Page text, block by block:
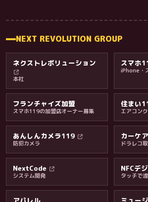
料金・保証・ご案内
NEXT REVOLUTION GROUP
ネクストレボリューション
本社
スマホ
iPhone・
フランチャイズ加盟
スマホ119の加盟店オーナー募集
住まい
エアコン
あんしんカメラ119
防犯カメラ
カーケ
ドラレコ
NextCode
システム開発
NFCデ
タッチで